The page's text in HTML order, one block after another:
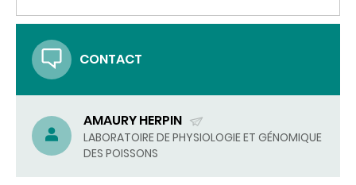
UN
CONTACT
AMAURY HERPIN
(ENVOYER
UN
COURRIEL)
LABORATOIRE DE PHYSIOLOGIE ET GÉNOMIQUE
DES POISSONS